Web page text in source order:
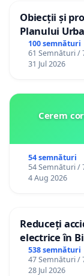
Obiecții și
Planului
100 semnături
61 Semnături /
31 Jul 2026
Cerem
54 semnături
54 Semnături /
4 Aug 2026
Reduceți
electrice în
538 semnături
47 Semnături /
28 Jul 2026